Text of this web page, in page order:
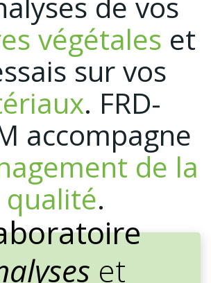
végétales et
sur vos
. FRD-
accompagne
de la
qualité.
et